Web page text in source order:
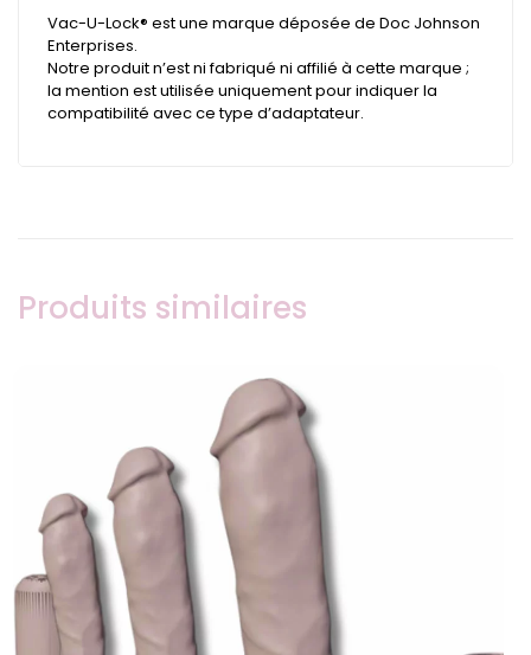
Vac-U-Lock® est une marque déposée de Doc Johnson
Enterprises.
Notre produit n’est ni fabriqué ni affilié à cette marque ;
la mention est utilisée uniquement pour indiquer la
compatibilité avec ce type d’adaptateur.
Produits similaires